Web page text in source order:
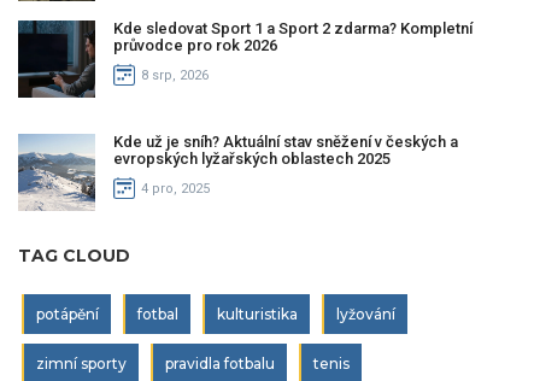
Kde sledovat Sport 1 a Sport 2 zdarma? Kompletní
průvodce pro rok 2026
8 srp, 2026
Kde už je sníh? Aktuální stav sněžení v českých a
evropských lyžařských oblastech 2025
4 pro, 2025
TAG CLOUD
potápění fotbal kulturistika lyžování
zimní sporty pravidla fotbalu tenis